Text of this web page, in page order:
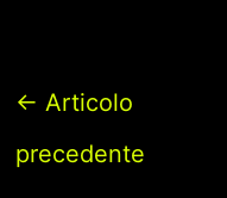
← Articolo
precedente